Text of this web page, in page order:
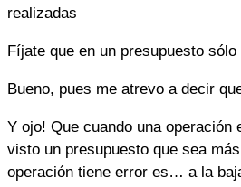
realizadas
Fíjate que en un presupuesto
Bueno, pues me atrevo a decir
Y ojo! Que cuando una operación
visto un presupuesto que sea
operación tiene error es… a la